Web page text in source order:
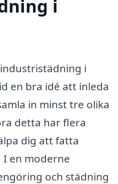
i
i
en bra idé att inleda
in minst tre olika
detta har flera
dig att fatta
en moderne
och städning